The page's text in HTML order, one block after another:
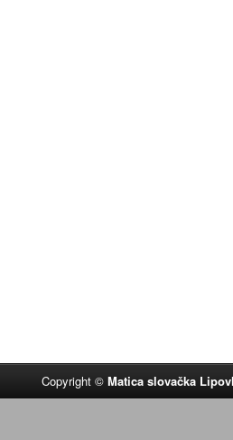
Copyright ©Matica slovačka